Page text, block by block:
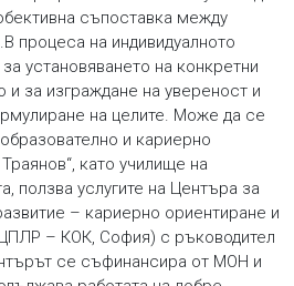
съпоставка между
процеса на индивидуалното
установяването на конкретни
и за изграждане на увереност и
на целите. Може да се
и кариерно
като училище на
ползва услугите на Центъра за
– кариерно ориентиране и
– КОК, София) с ръководител
се съфинансира от МОН и